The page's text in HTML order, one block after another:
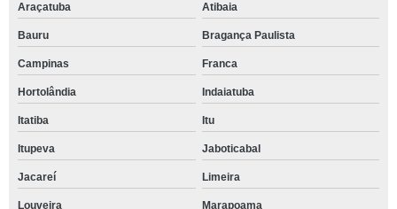
Araçatuba Atibaia
Bauru Bragança Paulista
Campinas Franca
Hortolândia Indaiatuba
Itatiba Itu
Itupeva Jaboticabal
Jacareí Limeira
Louveira Marapoama